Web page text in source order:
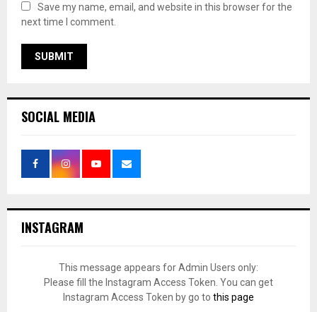
Save my name, email, and website in this browser for the
next time I comment.
SOCIAL MEDIA
INSTAGRAM
This message appears for Admin Users only:
Please fill the Instagram Access Token. You can get
Instagram Access Token by go to this page